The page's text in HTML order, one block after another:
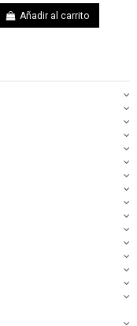
Añadir al carrito